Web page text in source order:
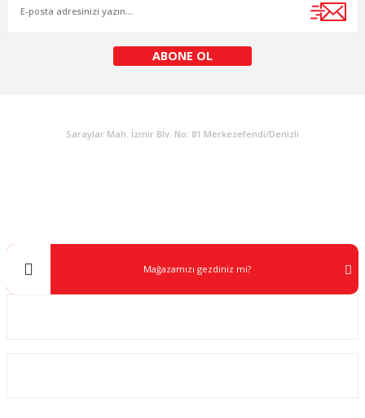
Gönder
ABONE OL
Saraylar Mah. İzmir Blv. No: 81 Merkezefendi/Denizli
Mağazamızı gezdiniz mi?